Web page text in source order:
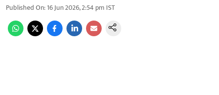
Published On:16 Jun 2026, 2:54 pm IST